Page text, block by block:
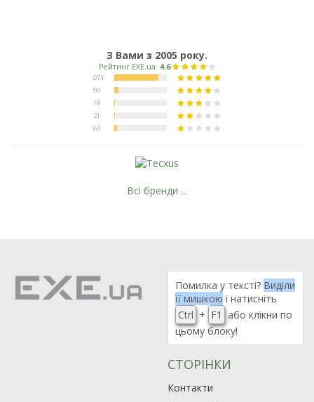
З Вами з 2005 року.
Всі бренди ...
Помилка у тексті? Виділи
її мишкою і натисніть
Ctrl + F1
або клікни по
цьому блоку!
СТОРІНКИ
Контакти